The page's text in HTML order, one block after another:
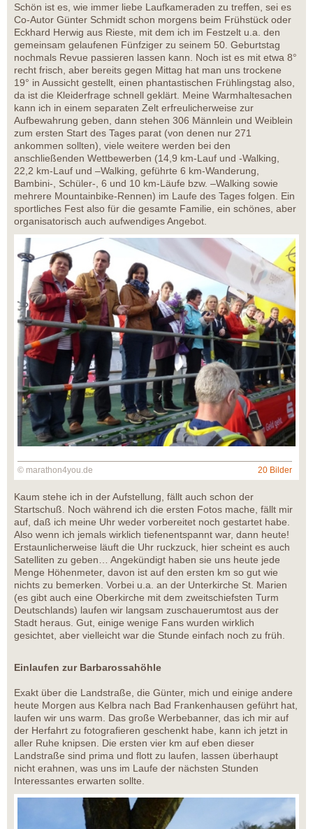
Schön ist es, wie immer liebe Laufkameraden zu treffen, sei es
Co-Autor Günter Schmidt schon morgens beim Frühstück oder
Eckhard Herwig aus Rieste, mit dem ich im Festzelt u.a. den
gemeinsam gelaufenen Fünfziger zu seinem 50. Geburtstag
nochmals Revue passieren lassen kann. Noch ist es mit etwa 8°
recht frisch, aber bereits gegen Mittag hat man uns trockene
19° in Aussicht gestellt, einen phantastischen Frühlingstag also,
da ist die Kleiderfrage schnell geklärt. Meine Warmhaltesachen
kann ich in einem separaten Zelt erfreulicherweise zur
Aufbewahrung geben, dann stehen 306 Männlein und Weiblein
zum ersten Start des Tages parat (von denen nur 271
ankommen sollten), viele weitere werden bei den
anschließenden Wettbewerben (14,9 km-Lauf und -Walking,
22,2 km-Lauf und –Walking, geführte 6 km-Wanderung,
Bambini-, Schüler-, 6 und 10 km-Läufe bzw. –Walking sowie
mehrere Mountainbike-Rennen) im Laufe des Tages folgen. Ein
sportliches Fest also für die gesamte Familie, ein schönes, aber
organisatorisch auch aufwendiges Angebot.
© marathon4you.de 20 Bilder
Kaum stehe ich in der Aufstellung, fällt auch schon der
Startschuß. Noch während ich die ersten Fotos mache, fällt mir
auf, daß ich meine Uhr weder vorbereitet noch gestartet habe.
Also wenn ich jemals wirklich tiefenentspannt war, dann heute!
Erstaunlicherweise läuft die Uhr ruckzuck, hier scheint es auch
Satelliten zu geben… Angekündigt haben sie uns heute jede
Menge Höhenmeter, davon ist auf den ersten km so gut wie
nichts zu bemerken. Vorbei u.a. an der Unterkirche St. Marien
(es gibt auch eine Oberkirche mit dem zweitschiefsten Turm
Deutschlands) laufen wir langsam zuschauerumtost aus der
Stadt heraus. Gut, einige wenige Fans wurden wirklich
gesichtet, aber vielleicht war die Stunde einfach noch zu früh.
Einlaufen zur Barbarossahöhle
Exakt über die Landstraße, die Günter, mich und einige andere
heute Morgen aus Kelbra nach Bad Frankenhausen geführt hat,
laufen wir uns warm. Das große Werbebanner, das ich mir auf
der Herfahrt zu fotografieren geschenkt habe, kann ich jetzt in
aller Ruhe knipsen. Die ersten vier km auf eben dieser
Landstraße sind prima und flott zu laufen, lassen überhaupt
nicht erahnen, was uns im Laufe der nächsten Stunden
Interessantes erwarten sollte.